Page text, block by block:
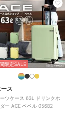
限定SALE
ース
ーツケース 63L ドリンクホ
ー ACE ベベル 05682